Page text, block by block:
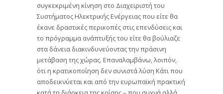
συγκεκριμένη κίνηση στο Διαχειριστή του
Συστήματος Ηλεκτρικής Ενέργειας που είτε θα
έκανε δραστικές περικοπές στις επενδύσεις και
το πρόγραμμα ανάπτυξής του είτε θα βούλιαζε
στα δάνεια διακινδυνεύοντας την πράσινη
μετάβαση της χώρας. Επαναλαμβάνω, λοιπόν,
ότι η κρατικοποίηση δεν συνιστά λύση Κάτι που
αποδεικνύεται και από την ευρωπαϊκή πρακτική
κατά τη διάρκεια της κρίσης – που συχνά αλλά